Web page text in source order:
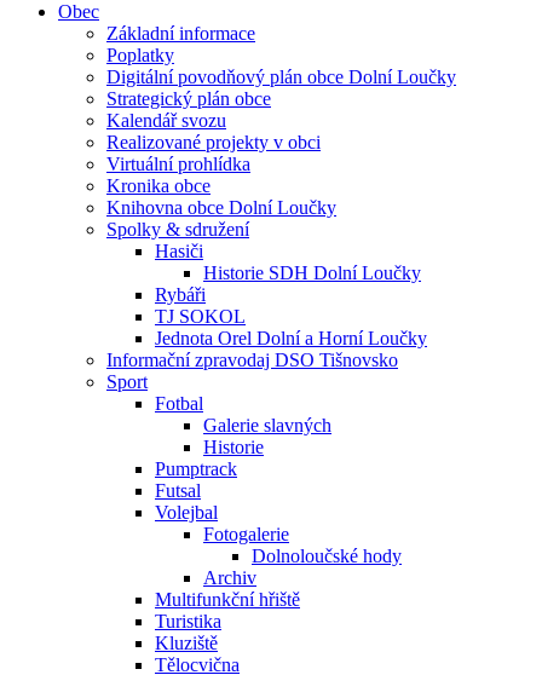
Obec
Základní informace
Poplatky
Digitální povodňový plán obce Dolní Loučky
Strategický plán obce
Kalendář svozu
Realizované projekty v obci
Virtuální prohlídka
Kronika obce
Knihovna obce Dolní Loučky
Spolky & sdružení
Hasiči
Historie SDH Dolní Loučky
Rybáři
TJ SOKOL
Jednota Orel Dolní a Horní Loučky
Informační zpravodaj DSO Tišnovsko
Sport
Fotbal
Galerie slavných
Historie
Pumptrack
Futsal
Volejbal
Fotogalerie
Dolnoloučské hody
Archiv
Multifunkční hřiště
Turistika
Kluziště
Tělocvična